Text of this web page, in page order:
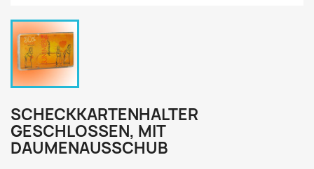
SCHECKKARTENHALTER
GESCHLOSSEN, MIT
DAUMENAUSSCHUB